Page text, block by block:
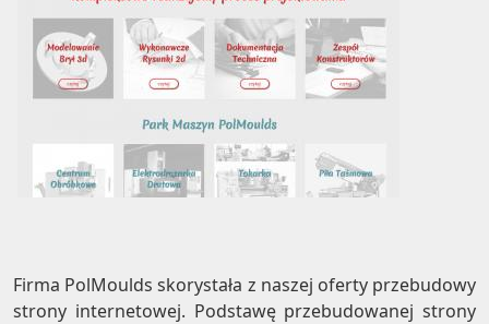
Firma PolMoulds skorystała z naszej oferty przebudowy
strony internetowej. Podstawę przebudowanej strony